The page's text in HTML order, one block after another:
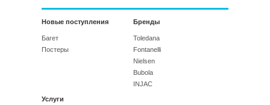
Новые поступления
Багет
Постеры
Бренды
Toledana
Fontanelli
Nielsen
Bubola
INJAC
Услуги